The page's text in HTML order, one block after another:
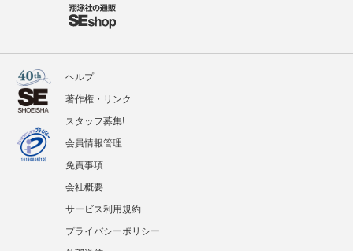
ヘルプ
著作権・リンク
スタッフ募集!
会員情報管理
免責事項
会社概要
サービス利用規約
プライバシーポリシー